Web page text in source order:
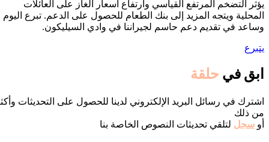
يؤثر التضخم المرتفع القياسي وارتفاع أسعار الغاز على العائلات
المحلية ويتجه المزيد إلى بنك الطعام للحصول على الدعم. تبرع اليوم
وساعد في تقديم دعم حاسم لجيراننا في وادي السيليكون.
يتبرع
ابق في حلقة
اشترك في رسائل البريد الإلكتروني لدينا للحصول على التحديثات
من ذلك
أو سجل لتلقي تحديثات النصوص الخاصة بنا